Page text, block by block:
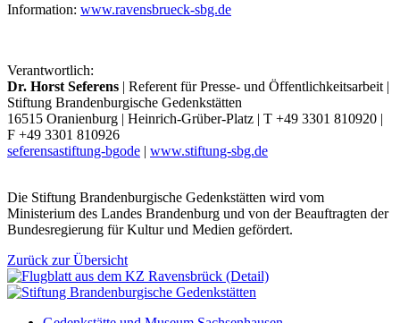
Information: www.ravensbrueck-sbg.de
Verantwortlich:
Dr. Horst Seferens | Referent für Presse- und Öffentlichkeitsarbeit |
Stiftung Brandenburgische Gedenkstätten
16515 Oranienburg | Heinrich-Grüber-Platz | T +49 3301 810920 |
F +49 3301 810926
seferensastiftung-bgode | www.stiftung-sbg.de
Die Stiftung Brandenburgische Gedenkstätten wird vom
Ministerium des Landes Brandenburg und von der Beauftragten der
Bundesregierung für Kultur und Medien gefördert.
Zurück zur Übersicht